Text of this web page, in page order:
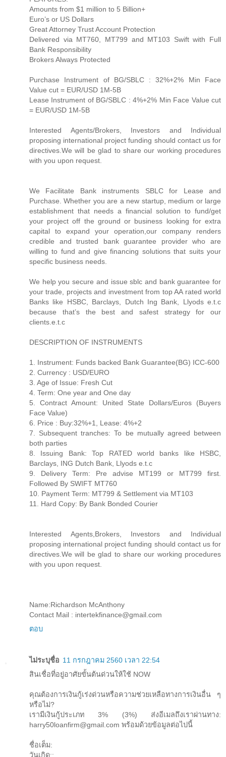
Amounts from $1 million to 5 Billion+
Euro’s or US Dollars
Great Attorney Trust Account Protection
Delivered via MT760, MT799 and MT103 Swift with Full
Bank Responsibility
Brokers Always Protected
Purchase Instrument of BG/SBLC : 32%+2% Min Face
Value cut = EUR/USD 1M-5B
Lease Instrument of BG/SBLC : 4%+2% Min Face Value cut
= EUR/USD 1M-5B
Interested Agents/Brokers, Investors and Individual
proposing international project funding should contact us for
directives.We will be glad to share our working procedures
with you upon request.
We Facilitate Bank instruments SBLC for Lease and
Purchase. Whether you are a new startup, medium or large
establishment that needs a financial solution to fund/get
your project off the ground or business looking for extra
capital to expand your operation,our company renders
credible and trusted bank guarantee provider who are
willing to fund and give financing solutions that suits your
specific business needs.
We help you secure and issue sblc and bank guarantee for
your trade, projects and investment from top AA rated world
Banks like HSBC, Barclays, Dutch Ing Bank, Llyods e.t.c
because that’s the best and safest strategy for our
clients.e.t.c
DESCRIPTION OF INSTRUMENTS
1. Instrument: Funds backed Bank Guarantee(BG) ICC-600
2. Currency : USD/EURO
3. Age of Issue: Fresh Cut
4. Term: One year and One day
5. Contract Amount: United State Dollars/Euros (Buyers
Face Value)
6. Price : Buy:32%+1, Lease: 4%+2
7. Subsequent tranches: To be mutually agreed between
both parties
8. Issuing Bank: Top RATED world banks like HSBC,
Barclays, ING Dutch Bank, Llyods e.t.c
9. Delivery Term: Pre advise MT199 or MT799 first.
Followed By SWIFT MT760
10. Payment Term: MT799 & Settlement via MT103
11. Hard Copy: By Bank Bonded Courier
Interested Agents,Brokers, Investors and Individual
proposing international project funding should contact us for
directives.We will be glad to share our working procedures
with you upon request.
Name:Richardson McAnthony
Contact Mail : intertekfinance@gmail.com
ตอบ
ไม่ระบุชื่อ 11 กรกฎาคม 2560 เวลา 22:54
สินเชื่อที่อยู่อาศัยขั้นต้นด่วนให้ใช้ NOW
คุณต้องการเงินกู้เร่งด่วนหรือความช่วยเหลือทางการเงินอื่น ๆ
หรือไม่?
เรามีเงินกู้ประเภท 3% (3%) ส่งอีเมลถึงเราผ่านทาง:
harry50loanfirm@gmail.com พร้อมด้วยข้อมูลต่อไปนี้
ชื่อเต็ม:
วันเกิด::